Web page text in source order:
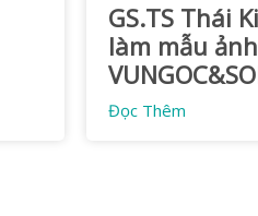
GS.TS Thái
làm mẫu
Đọc Thêm